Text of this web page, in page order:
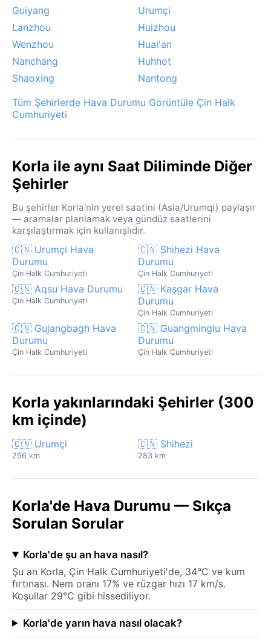
Guiyang
Urumçi
Lanzhou
Huizhou
Wenzhou
Huai'an
Nanchang
Huhhot
Shaoxing
Nantong
Tüm Şehirlerde Hava Durumu Görüntüle Çin Halk
Cumhuriyeti
Korla ile aynı Saat Diliminde Diğer
Şehirler
Bu şehirler Korla'nin yerel saatini (Asia/Urumqi) paylaşır
— aramalar planlamak veya gündüz saatlerini
karşılaştırmak için kullanışlıdır.
🇨🇳 Urumçi Hava
Durumu
Çin Halk Cumhuriyeti
🇨🇳 Shihezi Hava
Durumu
Çin Halk Cumhuriyeti
🇨🇳 Aqsu Hava Durumu
Çin Halk Cumhuriyeti
🇨🇳 Kaşgar Hava
Durumu
Çin Halk Cumhuriyeti
🇨🇳 Gujangbagh Hava
Durumu
Çin Halk Cumhuriyeti
🇨🇳 Guangminglu Hava
Durumu
Çin Halk Cumhuriyeti
Korla yakınlarındaki Şehirler (300
km içinde)
🇨🇳 Urumçi
256 km
🇨🇳 Shihezi
283 km
Korla'de Hava Durumu — Sıkça
Sorulan Sorular
Korla'de şu an hava nasıl?
Şu an Korla, Çin Halk Cumhuriyeti'de, 34°C ve kum
fırtınası. Nem oranı 17% ve rüzgar hızı 17 km/s.
Koşullar 29°C gibi hissediliyor.
Korla'de yarın hava nasıl olacak?